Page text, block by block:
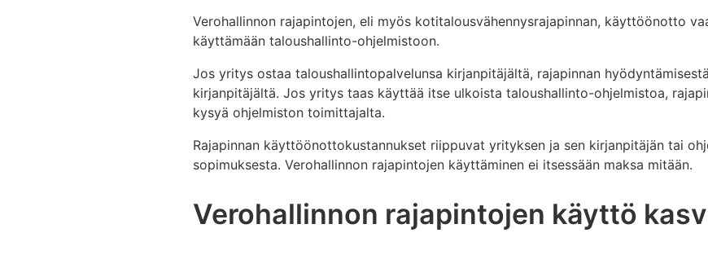
Verohallinnon rajapintojen, eli myös kotitalousvähennysrajapinnan, käyttöönotto
käyttämään taloushallinto-ohjelmistoon.
Jos yritys ostaa taloushallintopalvelunsa kirjanpitäjältä, rajapinnan
kirjanpitäjältä. Jos yritys taas käyttää itse ulkoista taloushallinto-ohjelmistoa,
kysyä ohjelmiston toimittajalta.
Rajapinnan käyttöönottokustannukset riippuvat yrityksen ja sen kirjanpitäjän tai
sopimuksesta. Verohallinnon rajapintojen käyttäminen ei itsessään maksa mitään.
Verohallinnon rajapintojen käyttö